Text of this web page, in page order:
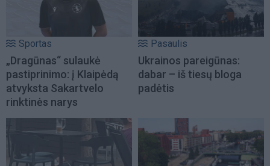
Sportas
„Dragūnas“ sulaukė
pastiprinimo: į Klaipėdą
atvyksta Sakartvelo
rinktinės narys
Pasaulis
Ukrainos pareigūnas:
dabar – iš tiesų bloga
padėtis